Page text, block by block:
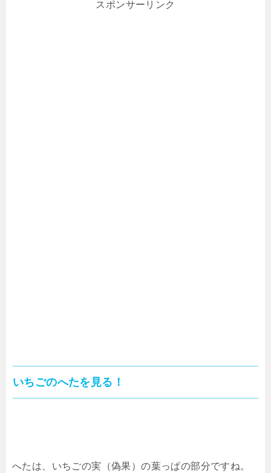
スポンサーリンク
いちごのへたを見る！
へたは、いちごの実（偽果）の葉っぱの部分ですね。